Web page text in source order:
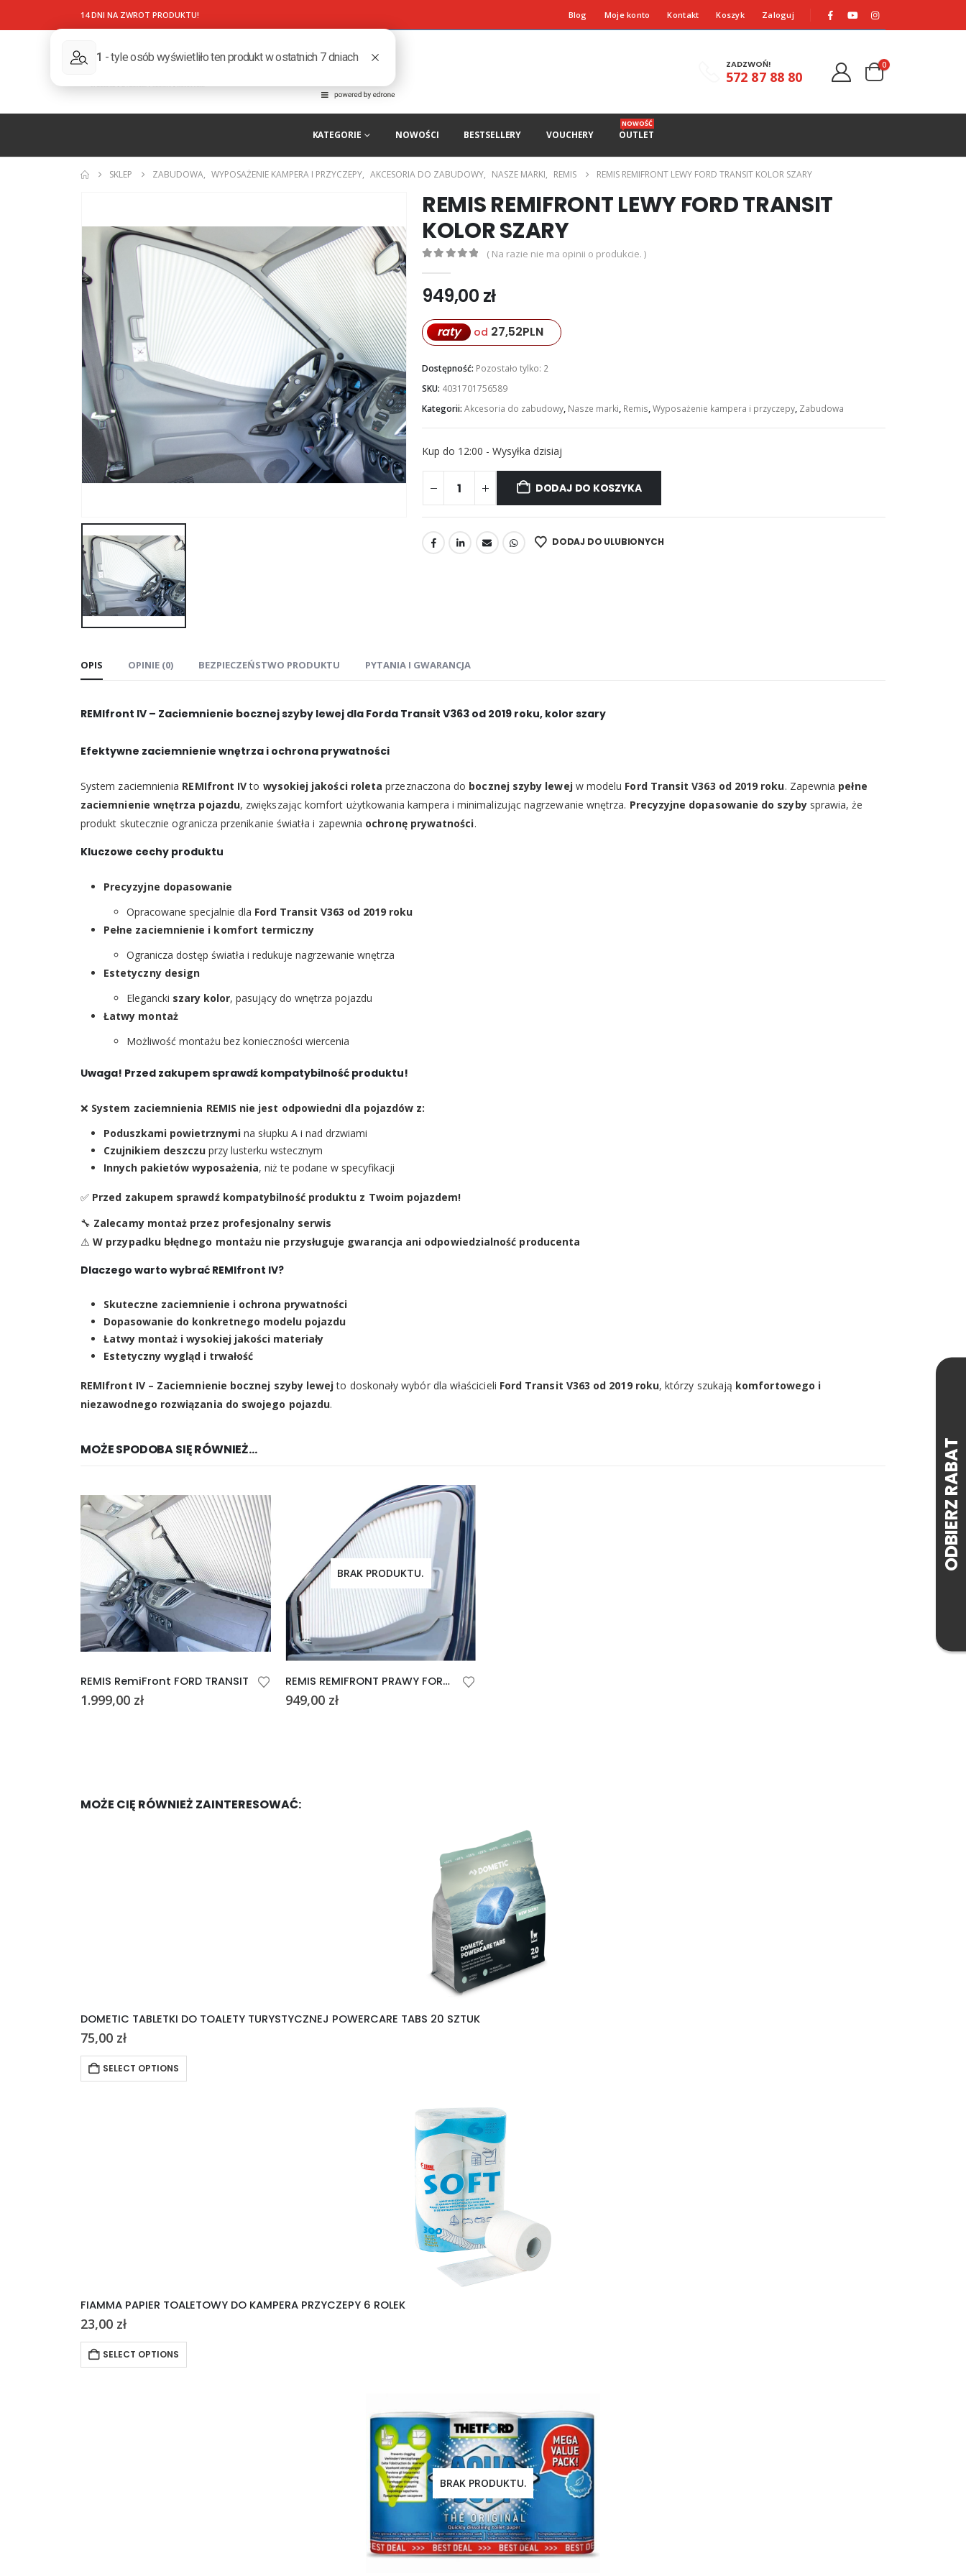
14 DNI NA ZWROT PRODUKTU! Blog Moje konto Kontakt Koszyk Zaloguj
ZADZWOŃ!
572 87 88 80
0
KATEGORIE NOWOŚCI BESTSELLERY VOUCHERY OUTLET
NOWOŚĆ
SKLEP ZABUDOWA, WYPOSAŻENIE KAMPERA I PRZYCZEPY, AKCESORIA DO ZABUDOWY, NASZE MARKI, REMIS REMIS REMIFRONT LEWY FORD TRANSIT KOLOR SZARY
REMIS REMIFRONT LEWY FORD TRANSIT
KOLOR SZARY
( Na razie nie ma opinii o produkcie. )
949,00 zł
raty od 27,52PLN
Dostępność: Pozostało tylko: 2
SKU: 4031701756589
Kategorii: Akcesoria do zabudowy, Nasze marki, Remis,Wyposażenie kampera i przyczepy, Zabudowa
Kup do 12:00 - Wysyłka dzisiaj
DODAJ DO KOSZYKA
DODAJ DO ULUBIONYCH
OPIS OPINIE (0) BEZPIECZEŃSTWO PRODUKTU PYTANIA I GWARANCJA
REMIfront IV – Zaciemnienie bocznej szyby lewej dla Forda Transit V363 od 2019 roku, kolor szary
Efektywne zaciemnienie wnętrza i ochrona prywatności
System zaciemnienia REMIfront IVto wysokiej jakości roleta przeznaczona do bocznej szyby lewejw modelu Ford Transit V363 od 2019 roku. Zapewnia pełne
zaciemnienie wnętrza pojazdu, zwiększając komfort użytkowania kampera i minimalizując nagrzewanie wnętrza. Precyzyjne dopasowanie do szybysprawia, że
produkt skutecznie ogranicza przenikanie światła i zapewnia ochronę prywatności.
Kluczowe cechy produktu
Precyzyjne dopasowanie
Opracowane specjalnie dla Ford Transit V363 od 2019 roku
Pełne zaciemnienie i komfort termiczny
Ogranicza dostęp światła i redukuje nagrzewanie wnętrza
Estetyczny design
Elegancki szary kolor, pasujący do wnętrza pojazdu
Łatwy montaż
Możliwość montażu bez konieczności wiercenia
Uwaga! Przed zakupem sprawdź kompatybilność produktu!
❌ System zaciemnienia REMIS nie jest odpowiedni dla pojazdów z:
Poduszkami powietrznymi na słupku A i nad drzwiami
Czujnikiem deszczu przy lusterku wstecznym
Innych pakietów wyposażenia, niż te podane w specyfikacji
✅ Przed zakupem sprawdź kompatybilność produktu z Twoim pojazdem!
🔧 Zalecamy montaż przez profesjonalny serwis
⚠️W przypadku błędnego montażu nie przysługuje gwarancja ani odpowiedzialność producenta
Dlaczego warto wybrać REMIfront IV?
Skuteczne zaciemnienie i ochrona prywatności
Dopasowanie do konkretnego modelu pojazdu
Łatwy montaż i wysokiej jakości materiały
Estetyczny wygląd i trwałość
REMIfront IV – Zaciemnienie bocznej szyby lewejto doskonały wybór dla właścicieli Ford Transit V363 od 2019 roku, którzy szukają komfortowego i
niezawodnego rozwiązania do swojego pojazdu.
MOŻE SPODOBA SIĘ RÓWNIEŻ…
REMIS RemiFront FORD TRANSIT
1.999,00 zł
BRAK PRODUKTU.
REMIS REMIFRONT PRAWY FORD TRANSIT KOLOR SZARY
949,00 zł
MOŻE CIĘ RÓWNIEŻ ZAINTERESOWAĆ:
DOMETIC TABLETKI DO TOALETY TURYSTYCZNEJ POWERCARE TABS 20 SZTUK
75,00 zł
SELECT OPTIONS
FIAMMA PAPIER TOALETOWY DO KAMPERA PRZYCZEPY 6 ROLEK
23,00 zł
SELECT OPTIONS
BRAK PRODUKTU.